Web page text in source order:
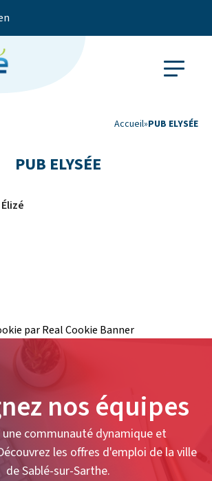
Accueil»PUB ELYSÉE
PUB ELYSÉE
par Real Cookie Banner
nos équipes
une communauté dynamique et
les offres d'emploi de la ville
de Sablé-sur-Sarthe.